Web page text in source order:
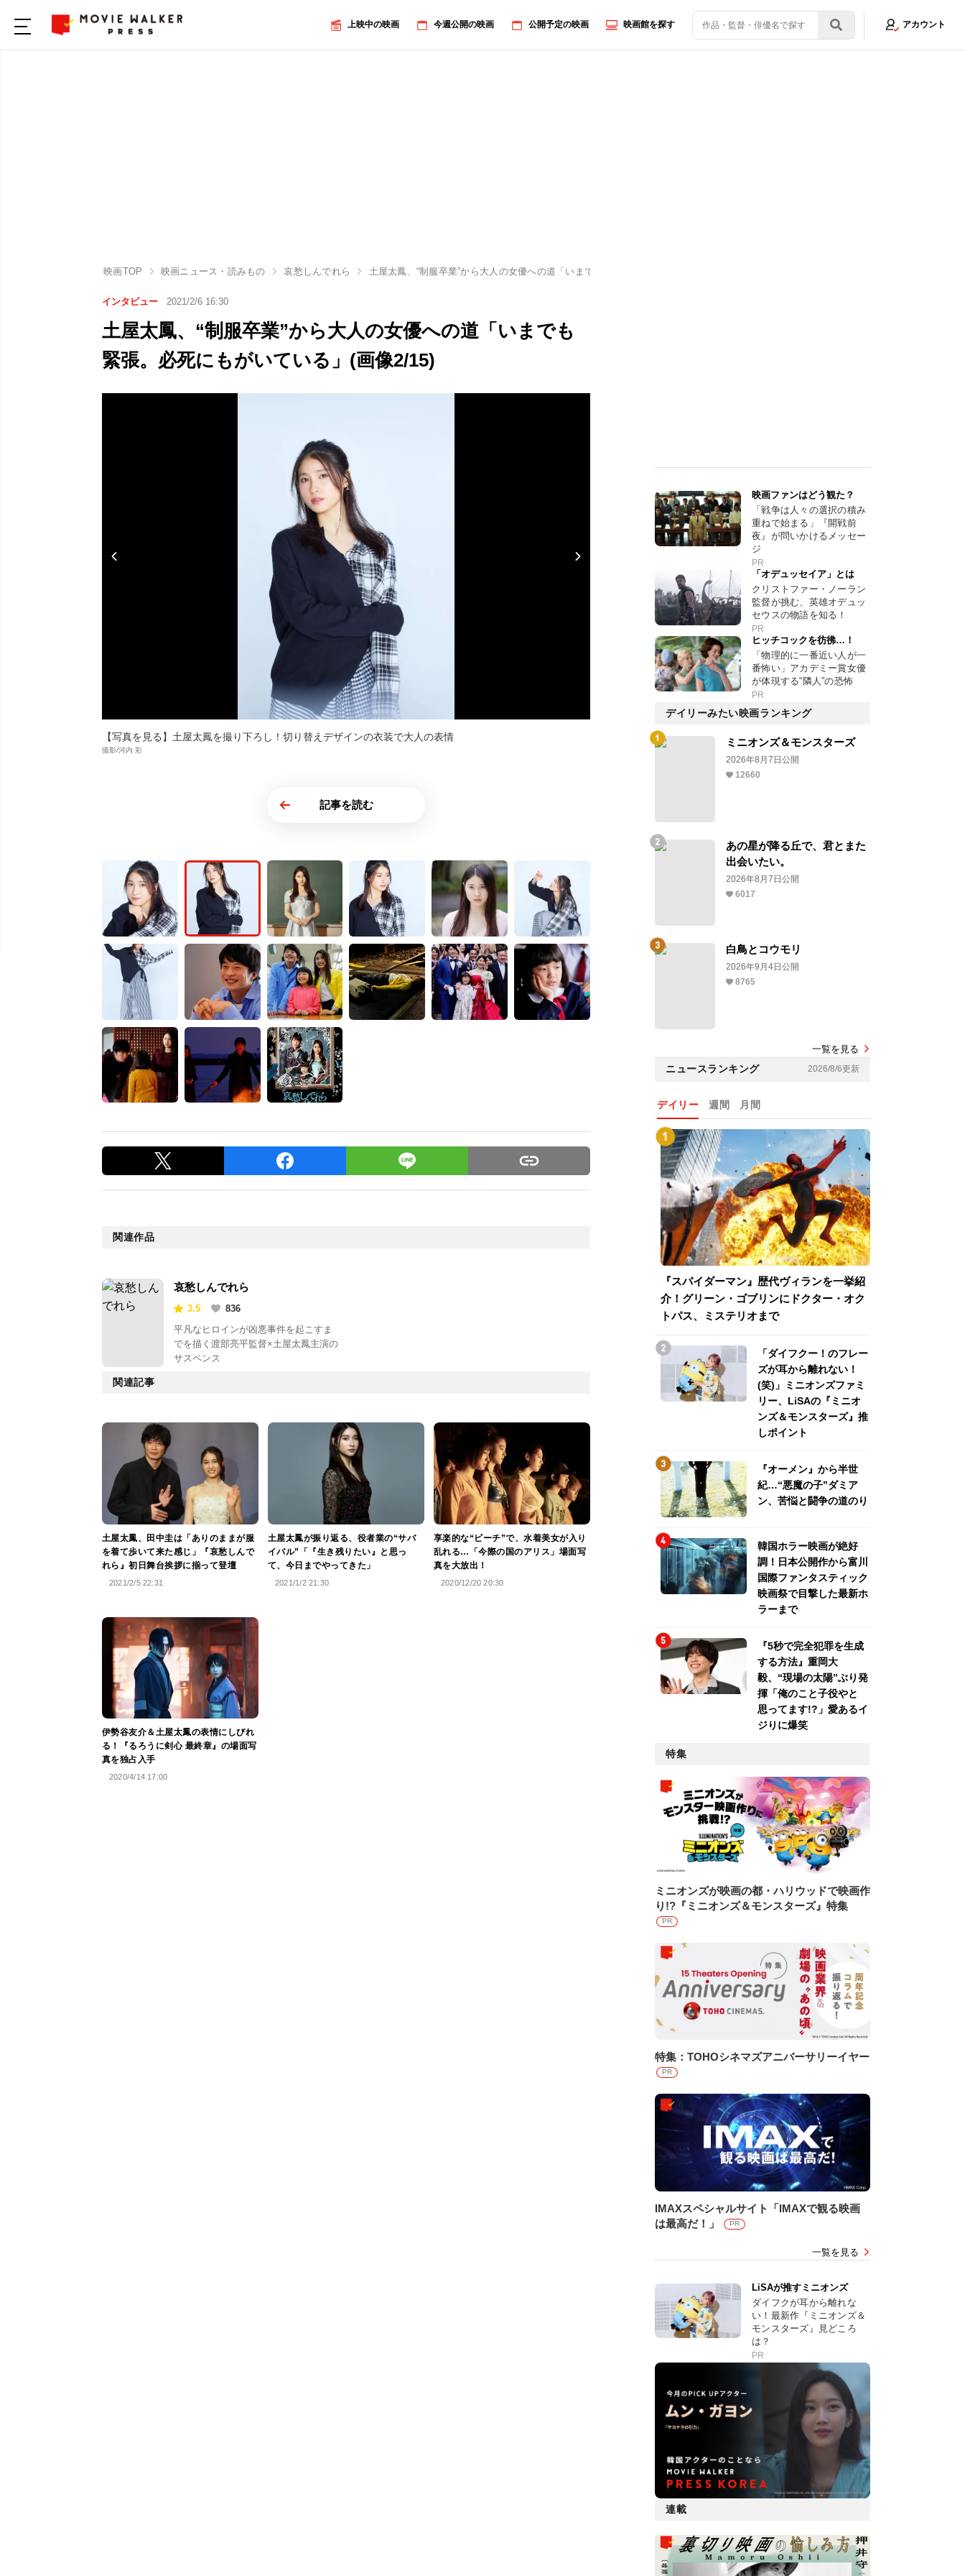
上映中の映画 今週公開の映画 公開予定の映画 映画館を探す アカウント
映画TOP 映画ニュース・読みもの 哀愁しんでれら 土屋太鳳、“制服卒業”から大人の女優への道「いまでも緊張。必死にもがいている」
インタビュー 2021/2/6 16:30
土屋太鳳、“制服卒業”から大人の女優への道「いまでも
緊張。必死にもがいている」(画像2/15)
【写真を見る】土屋太鳳を撮り下ろし！切り替えデザインの衣装で大人の表情
撮影/河内 彩
記事を読む
関連作品
哀愁しんでれら
3.5
836
平凡なヒロインが凶悪事件を起こすま
でを描く渡部亮平監督×土屋太鳳主演の
サスペンス
関連記事
土屋太鳳、田中圭は「ありのままが服
を着て歩いて来た感じ」『哀愁しんで
れら』初日舞台挨拶に揃って登壇
2021/2/5 22:31
土屋太鳳が振り返る、役者業の“サバ
イバル”「『生き残りたい』と思っ
て、今日までやってきた」
2021/1/2 21:30
享楽的な“ビーチ”で、水着美女が入り
乱れる…「今際の国のアリス」場面写
真を大放出！
2020/12/20 20:30
伊勢谷友介＆土屋太鳳の表情にしびれ
る！『るろうに剣心 最終章』の場面写
真を独占入手
2020/4/14 17:00
映画ファンはどう観た？
「戦争は人々の選択の積み
重ねで始まる」『開戦前
夜』が問いかけるメッセー
ジ
PR
「オデュッセイア」とは
クリストファー・ノーラン
監督が挑む、英雄オデュッ
セウスの物語を知る！
PR
ヒッチコックを彷彿…！
「物理的に一番近い人が一
番怖い」アカデミー賞女優
が体現する“隣人”の恐怖
PR
デイリーみたい映画ランキング
ミニオンズ＆モンスターズ
2026年8月7日公開
12660
あの星が降る丘で、君とまた
出会いたい。
2026年8月7日公開
6017
白鳥とコウモリ
2026年9月4日公開
8765
一覧を見る
ニュースランキング 2026/8/6更新
デイリー 週間 月間
『スパイダーマン』歴代ヴィランを一挙紹
介！グリーン・ゴブリンにドクター・オク
トパス、ミステリオまで
「ダイフクー！のフレー
ズが耳から離れない！
(笑)」ミニオンズファミ
リー、LiSAの『ミニオ
ンズ＆モンスターズ』推
しポイント
『オーメン』から半世
紀…“悪魔の子”ダミア
ン、苦悩と闘争の道のり
韓国ホラー映画が絶好
調！日本公開作から富川
国際ファンタスティック
映画祭で目撃した最新ホ
ラーまで
『5秒で完全犯罪を生成
する方法』重岡大
毅、“現場の太陽”ぶり発
揮「俺のこと子役やと
思ってます!?」愛あるイ
ジりに爆笑
特集
ミニオンズが映画の都・ハリウッドで映画作
り!?『ミニオンズ＆モンスターズ』特集
PR
特集：TOHOシネマズアニバーサリーイヤー
PR
IMAXスペシャルサイト「IMAXで観る映画
は最高だ！」
PR
一覧を見る
LiSAが推すミニオンズ
ダイフクが耳から離れな
い！最新作『ミニオンズ＆
モンスターズ』見どころ
は？
PR
連載